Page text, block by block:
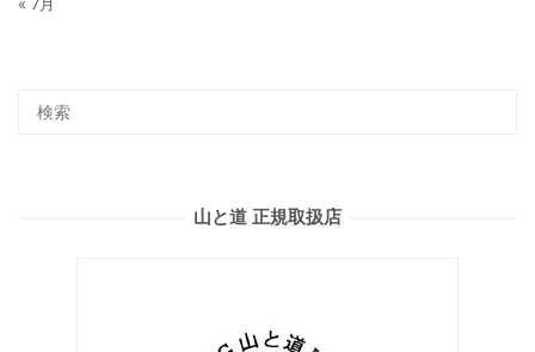
« 7月
山と道 正規取扱店